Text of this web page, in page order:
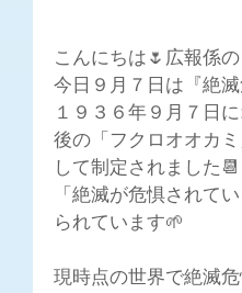
こんにちは🌷広報係
今日９月７日は『絶
１９３６年９月７日
後の「フクロオオカ
して制定されました📆
「絶滅が危惧されて
られています🌱
現時点の世界で絶滅